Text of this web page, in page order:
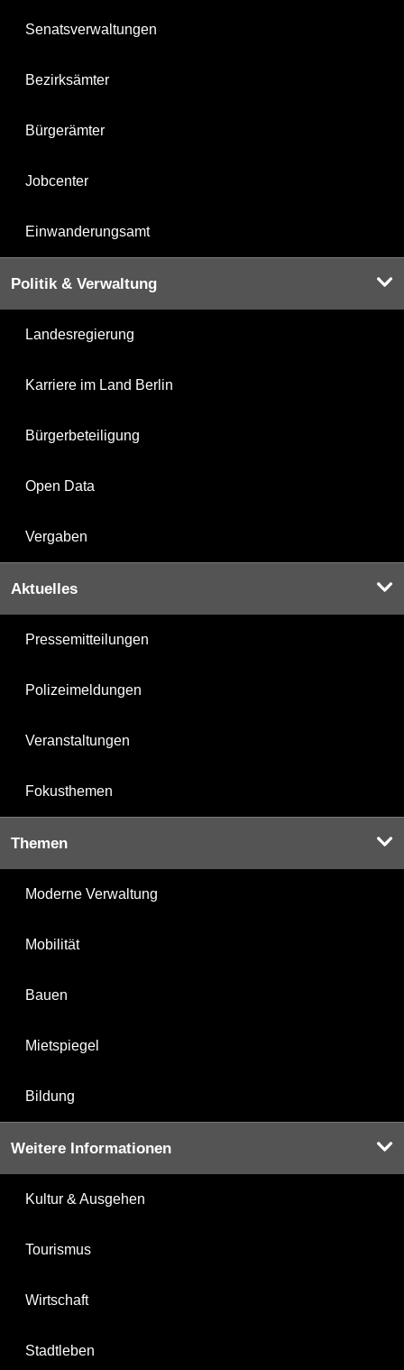
Senatsverwaltungen
Bezirksämter
Bürgerämter
Jobcenter
Einwanderungsamt
Politik & Verwaltung
Landesregierung
Karriere im Land Berlin
Bürgerbeteiligung
Open Data
Vergaben
Aktuelles
Pressemitteilungen
Polizeimeldungen
Veranstaltungen
Fokusthemen
Themen
Moderne Verwaltung
Mobilität
Bauen
Mietspiegel
Bildung
Weitere Informationen
Kultur & Ausgehen
Tourismus
Wirtschaft
Stadtleben